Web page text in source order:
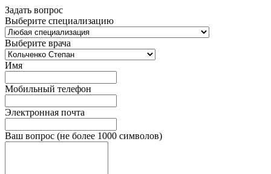
Задать вопрос
Выберите специализацию
Выберите врача
Имя
Мобильный телефон
Электронная почта
Ваш вопрос (не более 1000 символов)